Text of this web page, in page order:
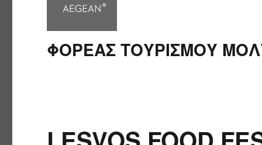
ΦΟΡΕΑΣ ΤΟΥΡΙΣΜΟΥ